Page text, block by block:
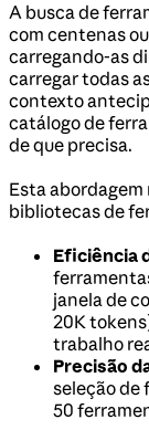
A busca de
com centenas
carregando-as
carregar todas
contexto
catálogo de
de que precisa.
Esta
bibliotecas de
Eficiência
janela de
20K
trabalho
Precisão
seleção de
50